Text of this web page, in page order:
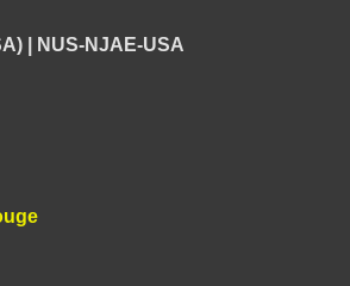
| NUS-NJAE-USA